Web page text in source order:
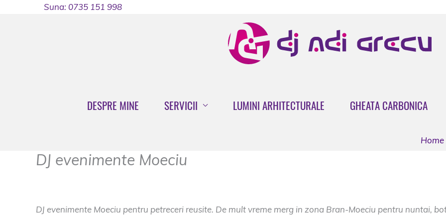
Suna: 0735 151 998
DESPRE MINE SERVICII LUMINI ARHITECTURALE GHEATA CARBONICA
Home
DJ evenimente Moeciu
DJ evenimente Moeciu pentru petreceri reusite. De mult vreme merg in zona Bran-Moeciu pentru nuntai,